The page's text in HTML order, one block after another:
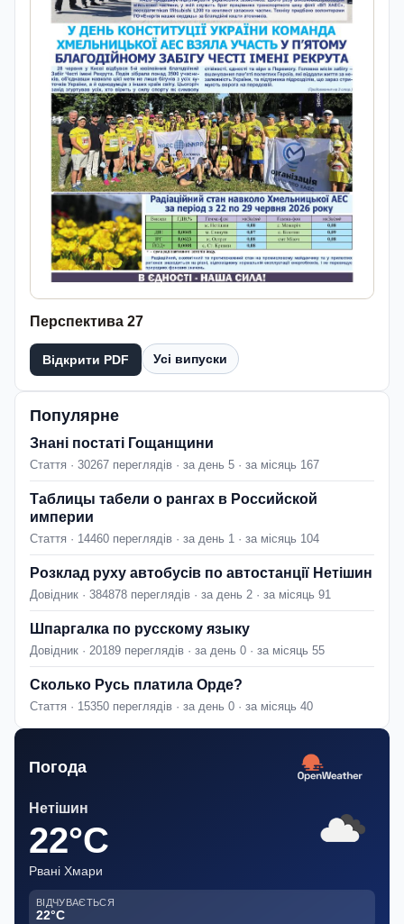
Перспектива 27
Відкрити PDF Усі випуски
Популярне
Знані постаті Гощанщини
Стаття · 30267 переглядів · за день 5 · за місяць 167
Таблицы табели о рангах в Российской
империи
Стаття · 14460 переглядів · за день 1 · за місяць 104
Розклад руху автобусів по автостанції Нетішин
Довідник · 384878 переглядів · за день 2 · за місяць 91
Шпаргалка по русскому языку
Довідник · 20189 переглядів · за день 0 · за місяць 55
Сколько Русь платила Орде?
Стаття · 15350 переглядів · за день 0 · за місяць 40
Погода
Нетішин
22°C
Рвані Хмари
ВІДЧУВАЄТЬСЯ
22°C